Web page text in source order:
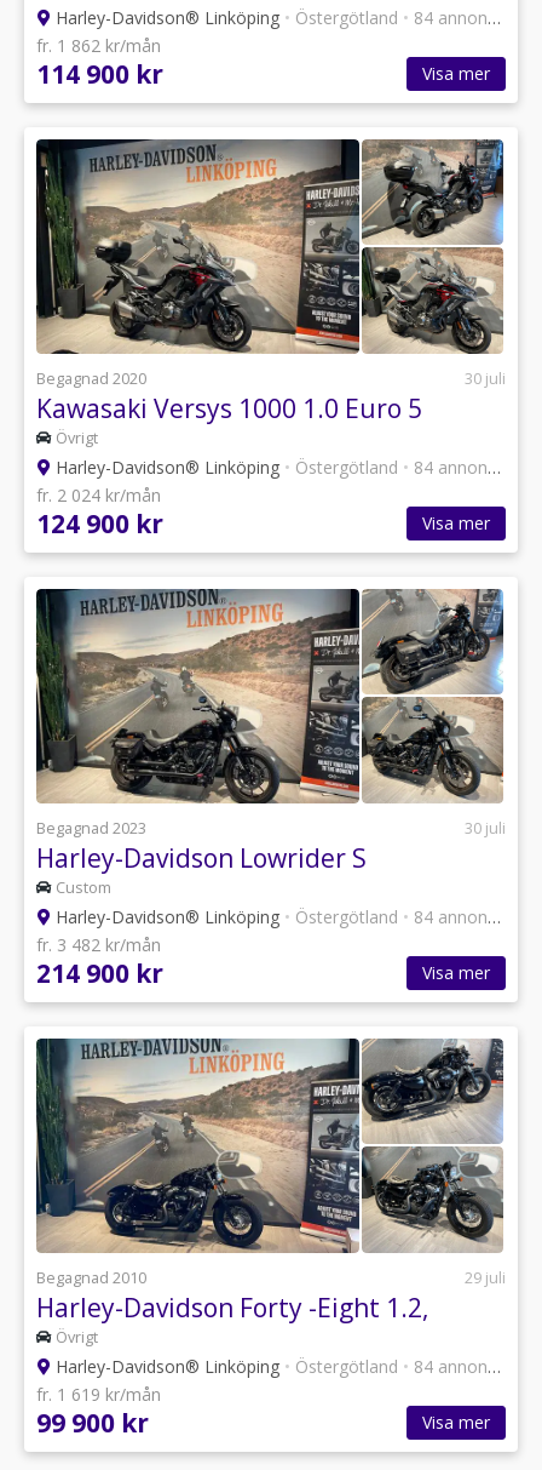
Harley-Davidson® Linköping • Östergötland • 84 annonser
fr. 1 862 kr/mån
114 900 kr Visa mer
Begagnad 2020 30 juli
Kawasaki Versys 1000 1.0 Euro 5
Övrigt
Harley-Davidson® Linköping • Östergötland • 84 annonser
fr. 2 024 kr/mån
124 900 kr Visa mer
Begagnad 2023 30 juli
Harley-Davidson Lowrider S
Custom
Harley-Davidson® Linköping • Östergötland • 84 annonser
fr. 3 482 kr/mån
214 900 kr Visa mer
Begagnad 2010 29 juli
Harley-Davidson Forty -Eight 1.2,
Övrigt
Harley-Davidson® Linköping • Östergötland • 84 annonser
fr. 1 619 kr/mån
99 900 kr Visa mer